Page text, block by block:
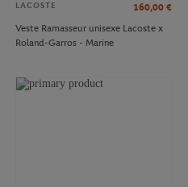
LACOSTE 160,00 €
Veste Ramasseur unisexe Lacoste x
Roland-Garros - Marine